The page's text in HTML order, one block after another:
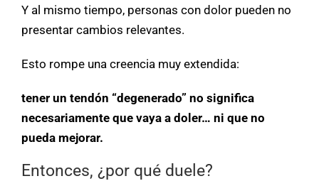
Y al mismo tiempo, personas con dolor pueden no
presentar cambios relevantes.
Esto rompe una creencia muy extendida:
tener un tendón “degenerado” no significa
necesariamente que vaya a doler… ni que no
pueda mejorar.
Entonces, ¿por qué duele?